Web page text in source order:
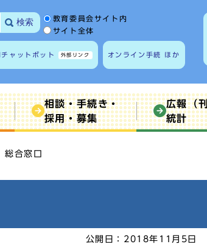
検索 サイト内検索の範囲
教育委員会サイト内
サイト全体
ャットボット 外部リンク オンライン手続 ほか
相談・手続き・
採用・募集
広報（
統計
合窓口
公開日： 2018年11月5日